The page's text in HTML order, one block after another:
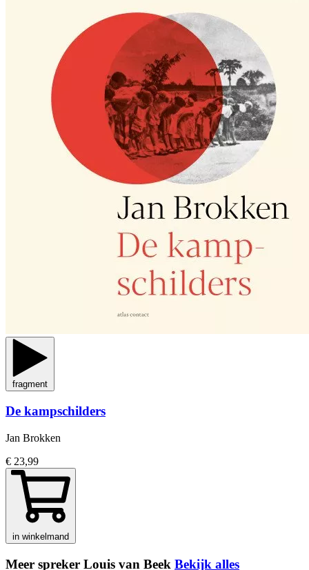
fragment
De kampschilders
Jan Brokken
€ 23,99
in winkelmand
Meer spreker Louis van Beek Bekijk alles